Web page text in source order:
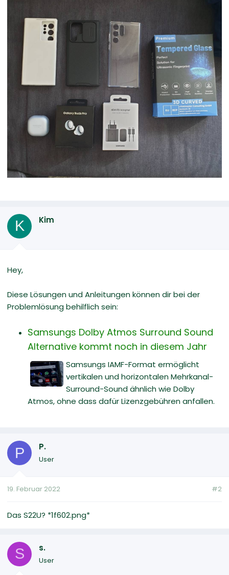
K Kim
Hey,
Diese Lösungen und Anleitungen können dir bei der
Problemlösung behilflich sein:
Samsungs Dolby Atmos Surround Sound
Alternative kommt noch in diesem Jahr
Samsungs IAMF-Format ermöglicht
vertikalen und horizontalen Mehrkanal-
Surround-Sound ähnlich wie Dolby
Atmos, ohne dass dafür Lizenzgebühren anfallen.
P P.
User
19. Februar 2022 #2
Das S22U? *1f602.png*
S s.
User